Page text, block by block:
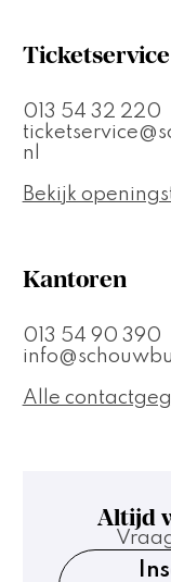
Ticketservice
013 54 32 220
nl
Bekijk
Kantoren
013 54 90 390
Alle
Altijd